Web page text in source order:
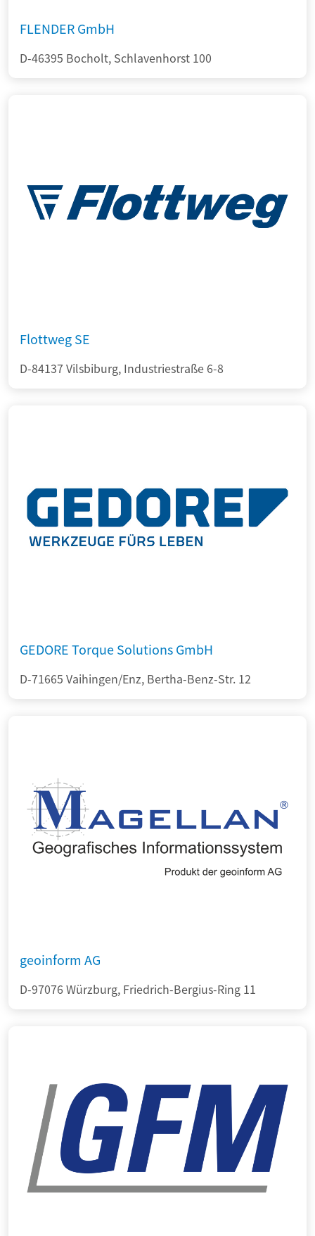
FLENDER GmbH
D-46395 Bocholt, Schlavenhorst 100
Flottweg SE
D-84137 Vilsbiburg, Industriestraße 6-8
GEDORE Torque Solutions GmbH
D-71665 Vaihingen/Enz, Bertha-Benz-Str. 12
geoinform AG
D-97076 Würzburg, Friedrich-Bergius-Ring 11